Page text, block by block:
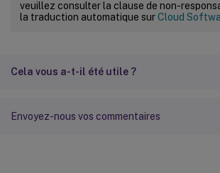
veuillez consulter la clause de non-
la traduction automatique surCloud
Cela vous a-t-il été utile ?
Envoyez-nous vos commentaires